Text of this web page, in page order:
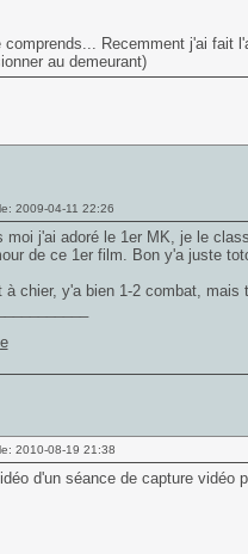
comprends... Recemment j'ai fait
au demeurant)
2009-04-11 22:26
moi j'ai adoré le 1er MK, je le
de ce 1er film. Bon y'a juste
à chier, y'a bien 1-2 combat,
2010-08-19 21:38
d'un séance de capture vidéo